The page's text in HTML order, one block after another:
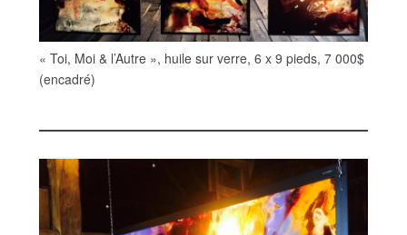
« Toi, Moi & l’Autre », huile sur verre, 6 x 9 pieds, 7 000$
(encadré)